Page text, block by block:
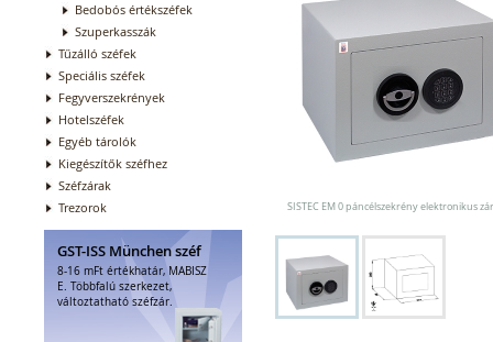
Bedobós értékszéfek
Szuperkasszák
Tűzálló széfek
Speciális széfek
Fegyverszekrények
Hotelszéfek
Egyéb tárolók
Kiegészítők széfhez
Széfzárak
Trezorok
GST-ISS München széf
8-16 mFt értékhatár, MABISZ
E. Többfalú szerkezet,
változtatható széfzár.
SISTEC EM 0 páncélszekrény elektronikus